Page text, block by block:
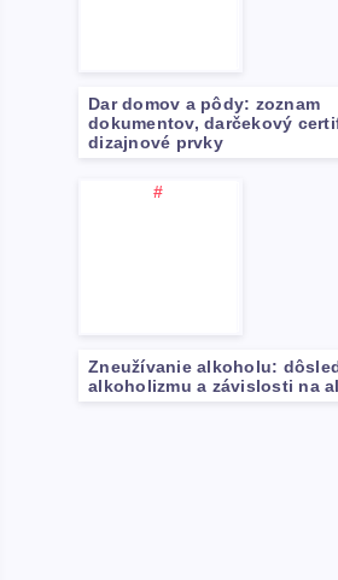
Dar domov a pôdy: zoznam
dokumentov, darčekový
dizajnové prvky
Zneužívanie alkoholu:
alkoholizmu a závislosti na